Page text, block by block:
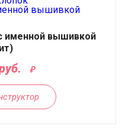
именной вышивкой